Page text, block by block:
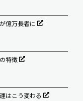
億万長者に
特徴
はこう変わる